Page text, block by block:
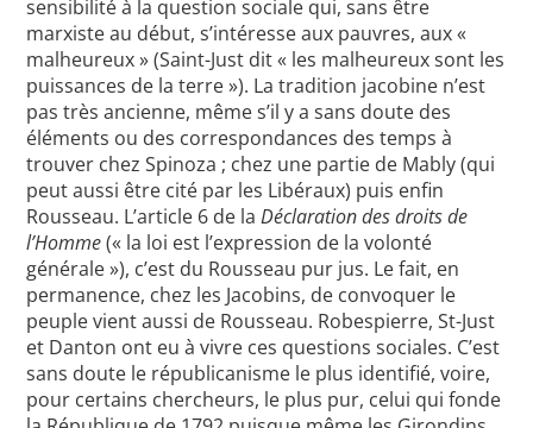
sensibilité à la question sociale qui, sans être
marxiste au début, s’intéresse aux pauvres, aux «
malheureux » (Saint-Just dit « les malheureux sont les
puissances de la terre »). La tradition jacobine n’est
pas très ancienne, même s’il y a sans doute des
éléments ou des correspondances des temps à
trouver chez Spinoza ; chez une partie de Mably (qui
peut aussi être cité par les Libéraux) puis enfin
Rousseau. L’article 6 de laDéclaration des droits de
l’Homme(« la loi est l’expression de la volonté
générale »), c’est du Rousseau pur jus. Le fait, en
permanence, chez les Jacobins, de convoquer le
peuple vient aussi de Rousseau. Robespierre, St-Just
et Danton ont eu à vivre ces questions sociales. C’est
sans doute le républicanisme le plus identifié, voire,
pour certains chercheurs, le plus pur, celui qui fonde